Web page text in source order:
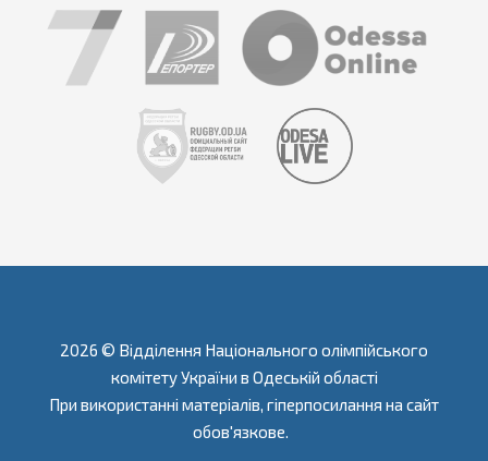
2026 © Відділення Національного олімпійського
комітету України в Одеській області
При використанні матеріалів, гіперпосилання на сайт
обов'язкове.